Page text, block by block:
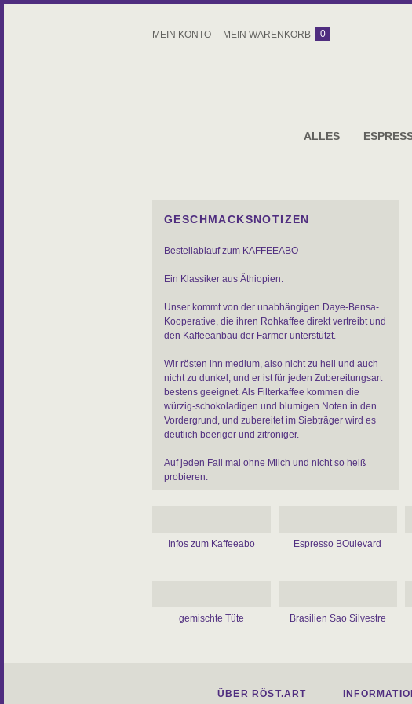
MEIN KONTO MEIN WARENKORB 0
ALLES
GESCHMACKSNOTIZEN
Bestellablauf zum KAFFEEABO
Ein Klassiker aus Äthiopien.
Unser kommt von der unabhängigen Daye-Bensa-
Kooperative, die ihren Rohkaffee direkt vertreibt und
den Kaffeeanbau der Farmer unterstützt.
Wir rösten ihn medium, also nicht zu hell und auch
nicht zu dunkel, und er ist für jeden Zubereitungsart
bestens geeignet. Als Filterkaffee kommen die
würzig-schokoladigen und blumigen Noten in den
Vordergrund, und zubereitet im Siebträger wird es
deutlich beeriger und zitroniger.
Auf jeden Fall mal ohne Milch und nicht so heiß
probieren.
Sorte: Arabica
Infos zum Kaffeeabo Espresso BOulevard
gemischte Tüte Brasilien Sao Silvestre
ÜBER RÖST.ART